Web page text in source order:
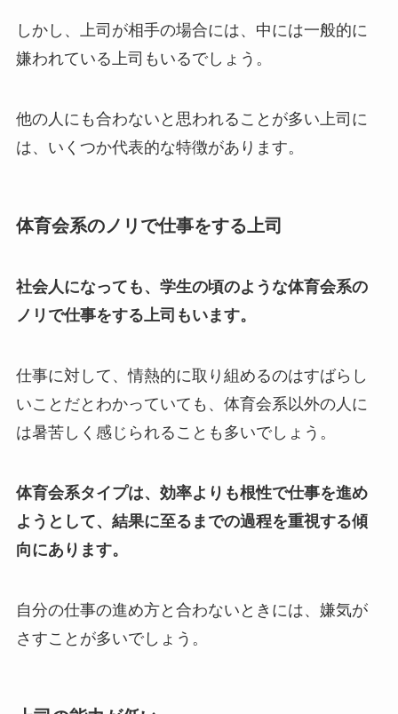
しかし、上司が相手の場合には、中には一般的に
嫌われている上司もいるでしょう。
他の人にも合わないと思われることが多い上司に
は、いくつか代表的な特徴があります。
体育会系のノリで仕事をする上司
社会人になっても、学生の頃のような体育会系の
ノリで仕事をする上司もいます。
仕事に対して、情熱的に取り組めるのはすばらし
いことだとわかっていても、体育会系以外の人に
は暑苦しく感じられることも多いでしょう。
体育会系タイプは、効率よりも根性で仕事を進め
ようとして、結果に至るまでの過程を重視する傾
向にあります。
自分の仕事の進め方と合わないときには、嫌気が
さすことが多いでしょう。